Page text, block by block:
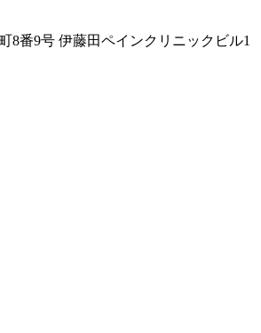
8番9号 伊藤田ペインクリニックビル1